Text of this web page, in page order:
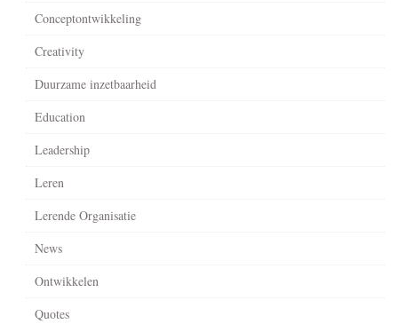
Conceptontwikkeling
Creativity
Duurzame inzetbaarheid
Education
Leadership
Leren
Lerende Organisatie
News
Ontwikkelen
Quotes